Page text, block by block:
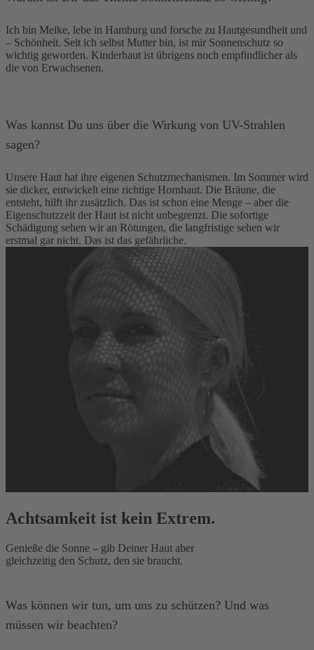
Ich bin Meike, lebe in Hamburg und forsche zu Hautgesundheit und
– Schönheit. Seit ich selbst Mutter bin, ist mir Sonnenschutz so
wichtig geworden. Kinderhaut ist übrigens noch empfindlicher als
die von Erwachsenen.
Was kannst Du uns über die Wirkung von UV-Strahlen
sagen?
Unsere Haut hat ihre eigenen Schutzmechanismen. Im Sommer wird
sie dicker, entwickelt eine richtige Hornhaut. Die Bräune, die
entsteht, hilft ihr zusätzlich. Das ist schon eine Menge – aber die
Eigenschutzzeit der Haut ist nicht unbegrenzt. Die sofortige
Schädigung sehen wir an Rötungen, die langfristige sehen wir
erstmal gar nicht. Das ist das gefährliche.
Achtsamkeit ist kein Extrem.
Genieße die Sonne – gib Deiner Haut aber
gleichzeitig den Schutz, den sie braucht.
Was können wir tun, um uns zu schützen? Und was
müssen wir beachten?